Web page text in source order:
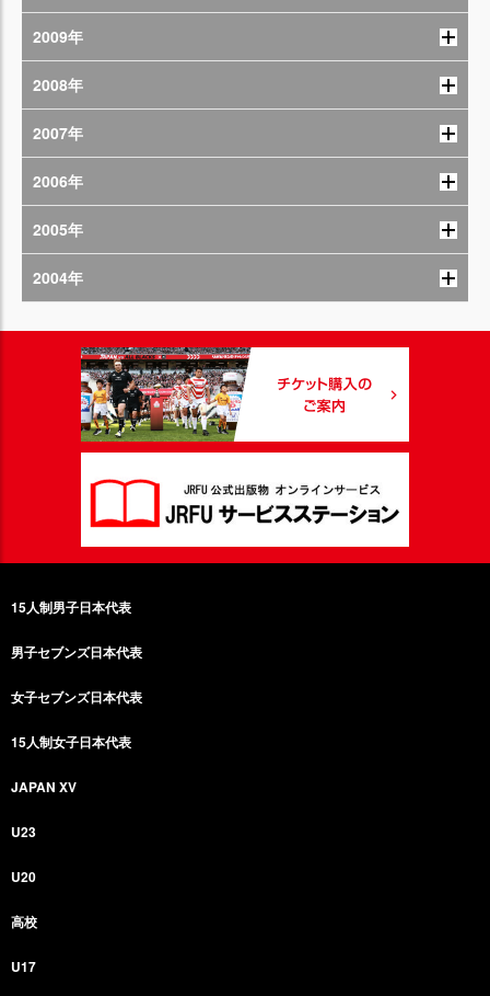
2009年
2008年
2007年
2006年
2005年
2004年
15人制男子日本代表
男子セブンズ日本代表
女子セブンズ日本代表
15人制女子日本代表
JAPAN XV
U23
U20
高校
U17